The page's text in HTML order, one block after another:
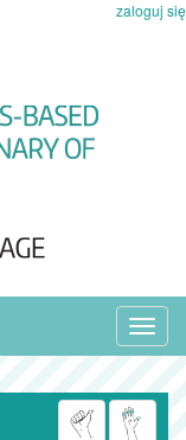
zaloguj się